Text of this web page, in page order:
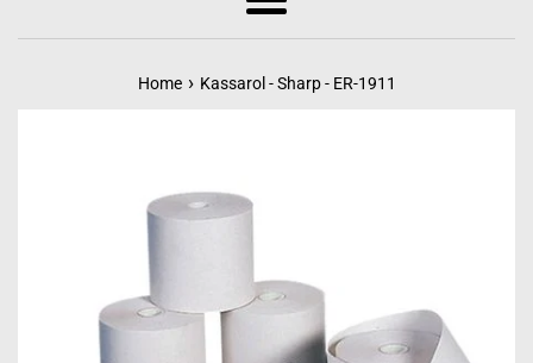
Menu
Home › Kassarol - Sharp - ER-1911